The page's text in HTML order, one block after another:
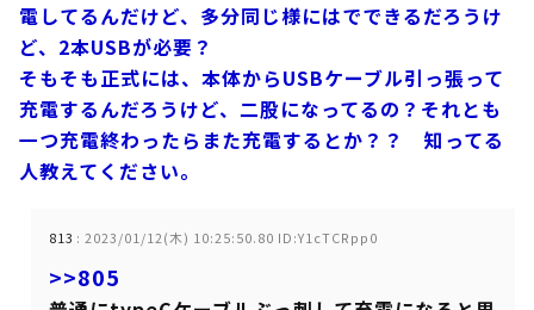
電してるんだけど、多分同じ様にはでできるだろうけ
ど、2本USBが必要？
そもそも正式には、本体からUSBケーブル引っ張って
充電するんだろうけど、二股になってるの？それとも
一つ充電終わったらまた充電するとか？？ 知ってる
人教えてください。
813 : 2023/01/12(木) 10:25:50.80 ID:Y1cTCRpp0
>>805